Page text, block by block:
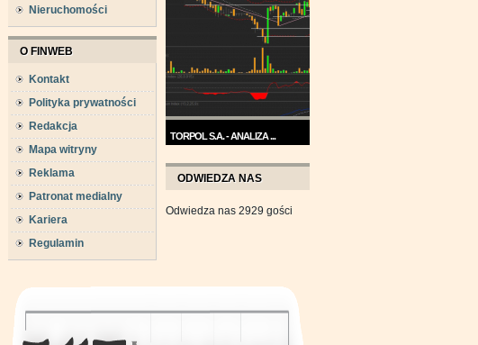
Nieruchomości
O FINWEB
Kontakt
Polityka prywatności
Redakcja
Mapa witryny
Reklama
Patronat medialny
Kariera
Regulamin
TORPOL S.A. - ANALIZA ...
września wykres Torpolu ...
ODWIEDZA NAS
Odwiedza nas 2929 gości